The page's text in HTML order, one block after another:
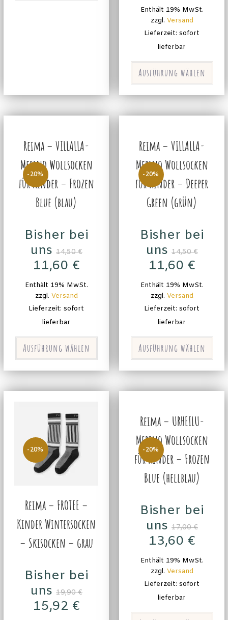
Enthält 19% MwSt.
zzgl. Versand
Lieferzeit: sofort
lieferbar
Ausführung wählen
-20%
Reima – VILLALLA-
Merino Wollsocken
für Kinder – Frozen
Blue (blau)
Bisher bei
uns 14,50€
11,60 €
Enthält 19% MwSt.
zzgl. Versand
Lieferzeit: sofort
lieferbar
Ausführung wählen
-20%
Reima – VILLALLA-
Merino Wollsocken
für Kinder – Deeper
Green (grün)
Bisher bei
uns 14,50€
11,60 €
Enthält 19% MwSt.
zzgl. Versand
Lieferzeit: sofort
lieferbar
Ausführung wählen
-20%
Reima – FROTEE –
Kinder Wintersocken
– Skisocken – grau
Bisher bei
uns 19,90€
15,92 €
-20%
Reima – URHEILU-
Merino Wollsocken
für Kinder – Frozen
Blue (hellblau)
Bisher bei
uns 17,00€
13,60 €
Enthält 19% MwSt.
zzgl. Versand
Lieferzeit: sofort
lieferbar